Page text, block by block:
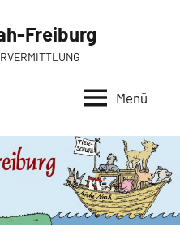
Freiburg
Menü